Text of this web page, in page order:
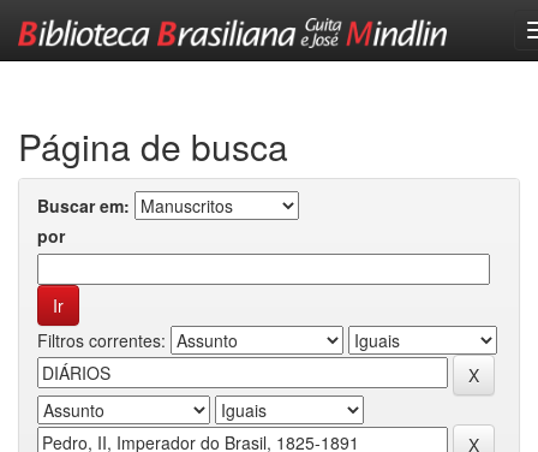
Página de busca
Buscar em:
por
Filtros correntes: